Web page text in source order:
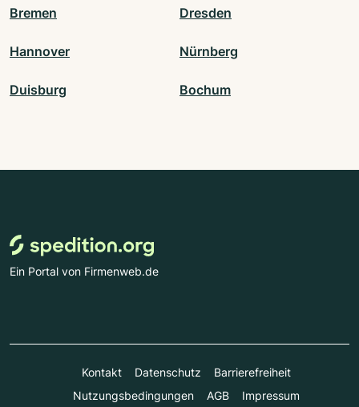
Bremen Dresden
Hannover Nürnberg
Duisburg Bochum
Ein Portal von Firmenweb.de
Kontakt Datenschutz
Barrierefreiheit
Nutzungsbedingungen
AGB Impressum